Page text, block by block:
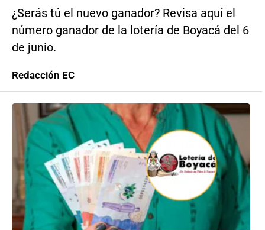
¿Serás tú el nuevo ganador? Revisa aquí el
número ganador de la lotería de Boyacá del 6
de junio.
Redacción EC